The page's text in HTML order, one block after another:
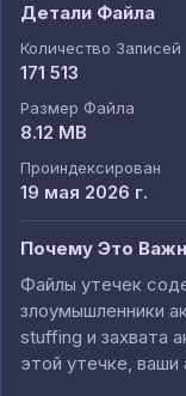
Детали Файла
Количество Записей
171 513
Размер Файла
8.12 MB
Проиндексирован
19 мая 2026 г.
Почему Это
Файлы утечек
злоумышленники
stuffing и захвата
этой утечке, ваши